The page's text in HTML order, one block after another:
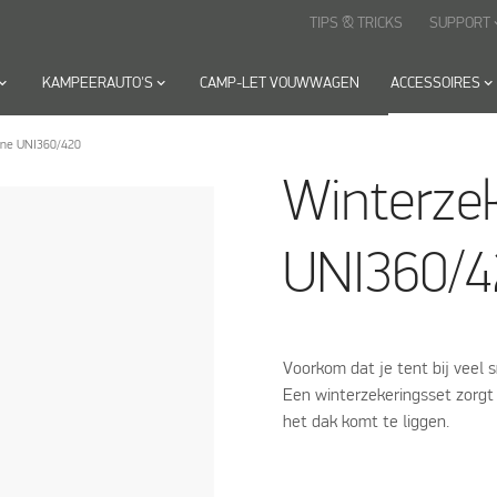
KAMPEERAUTO'Skeyboard_arrow_down CAMP-LET VOUWWAGEN ACCESSOIRES keyboard_arrow_down
TIPS & TRICKS SUPPORT
UNI360/420
UNI360/
Voorkom dat je tent bij veel
Een winterzekeringsset
het dak komt te liggen.